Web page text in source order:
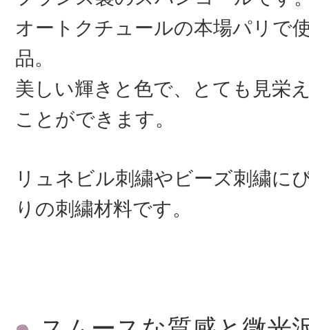
オートクチュールの本場パリで
品。
美しい輝きと色で、とても見栄
ことができます。
リュネビル刺繍やビーズ刺繍に
りの刺繍材料です。